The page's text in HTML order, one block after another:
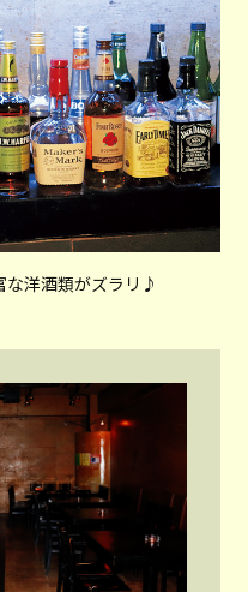
な洋酒類がズラリ♪